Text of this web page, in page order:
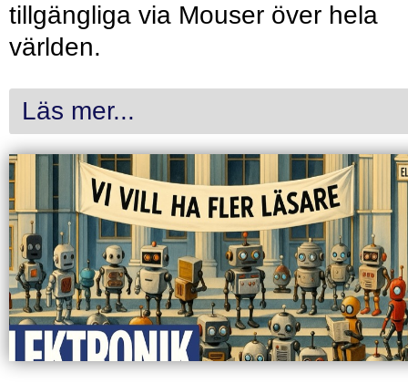
tillgängliga via Mouser över hela
världen.
Läs mer...